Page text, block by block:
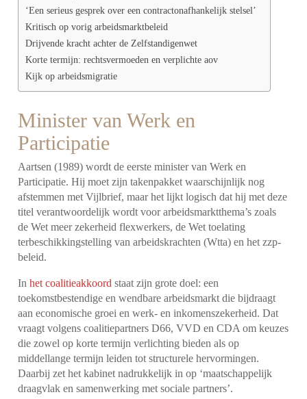
‘Een serieus gesprek over een contractonafhankelijk stelsel’
Kritisch op vorig arbeidsmarktbeleid
Drijvende kracht achter de Zelfstandigenwet
Korte termijn: rechtsvermoeden en verplichte aov
Kijk op arbeidsmigratie
Minister van Werk en
Participatie
Aartsen (1989) wordt de eerste minister van Werk en
Participatie. Hij moet zijn takenpakket waarschijnlijk nog
afstemmen met Vijlbrief, maar het lijkt logisch dat hij met deze
titel verantwoordelijk wordt voor arbeidsmarktthema’s zoals
de Wet meer zekerheid flexwerkers, de Wet toelating
terbeschikkingstelling van arbeidskrachten (Wtta) en het zzp-
beleid.
Inhet coalitieakkoord staat zijn grote doel: een
toekomstbestendige en wendbare arbeidsmarkt die bijdraagt
aan economische groei en werk- en inkomenszekerheid. Dat
vraagt volgens coalitiepartners D66, VVD en CDA om keuzes
die zowel op korte termijn verlichting bieden als op
middellange termijn leiden tot structurele hervormingen.
Daarbij zet het kabinet nadrukkelijk in op ‘maatschappelijk
draagvlak en samenwerking met sociale partners’.